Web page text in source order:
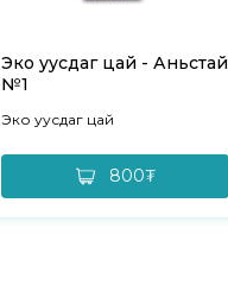
Эко уусдаг цай - Аньстай
№1
Эко уусдаг цай
800₮